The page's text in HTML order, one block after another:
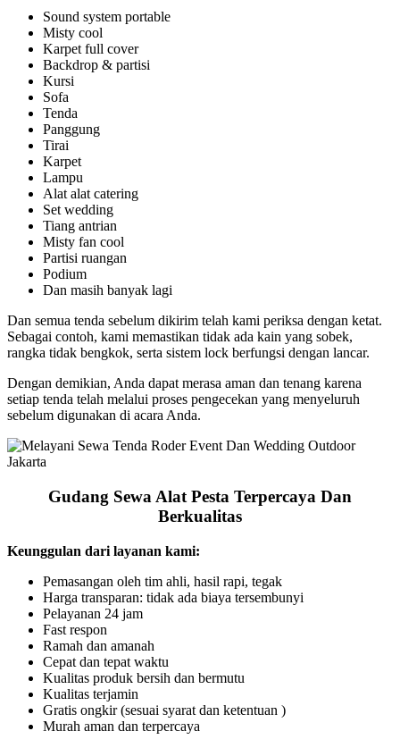
Sound system portable
Misty cool
Karpet full cover
Backdrop & partisi
Kursi
Sofa
Tenda
Panggung
Tirai
Karpet
Lampu
Alat alat catering
Set wedding
Tiang antrian
Misty fan cool
Partisi ruangan
Podium
Dan masih banyak lagi
Dan semua tenda sebelum dikirim telah kami periksa dengan ketat.
Sebagai contoh, kami memastikan tidak ada kain yang sobek,
rangka tidak bengkok, serta sistem lock berfungsi dengan lancar.
Dengan demikian, Anda dapat merasa aman dan tenang karena
setiap tenda telah melalui proses pengecekan yang menyeluruh
sebelum digunakan di acara Anda.
Gudang Sewa Alat Pesta Terpercaya Dan
Berkualitas
Keunggulan dari layanan kami:
Pemasangan oleh tim ahli, hasil rapi, tegak
Harga transparan: tidak ada biaya tersembunyi
Pelayanan 24 jam
Fast respon
Ramah dan amanah
Cepat dan tepat waktu
Kualitas produk bersih dan bermutu
Kualitas terjamin
Gratis ongkir (sesuai syarat dan ketentuan )
Murah aman dan terpercaya